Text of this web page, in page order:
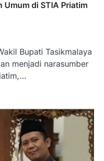
Umum di STIA Priatim
Bupati Tasikmalaya
menjadi narasumber